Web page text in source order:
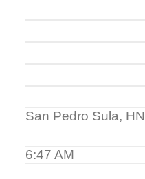
San Pedro Sula, HN
6:47 AM